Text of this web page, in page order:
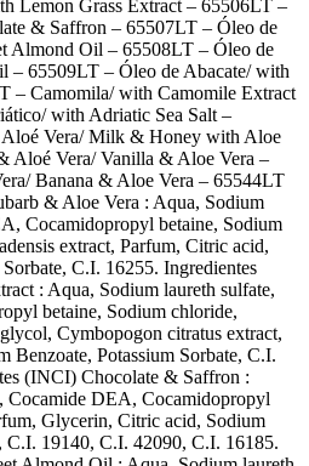
Lemon Grass Extract – 65506LT –
& Saffron – 65507LT – Óleo de
Almond Oil – 65508LT – Óleo de
– 65509LT – Óleo de Abacate/ with
– Camomila/ with Camomile Extract
with Adriatic Sea Salt –
Vera/ Milk & Honey with Aloe
Aloé Vera/ Vanilla & Aloe Vera –
Banana & Aloe Vera – 65544LT
& Aloe Vera : Aqua, Sodium
Cocamidopropyl betaine, Sodium
extract, Parfum, Citric acid,
C.I. 16255. Ingredientes
: Aqua, Sodium laureth sulfate,
betaine, Sodium chloride,
Cymbopogon citratus extract,
Benzoate, Potassium Sorbate, C.I.
(INCI) Chocolate & Saffron :
Cocamide DEA, Cocamidopropyl
Glycerin, Citric acid, Sodium
C.I. 19140, C.I. 42090, C.I. 16185.